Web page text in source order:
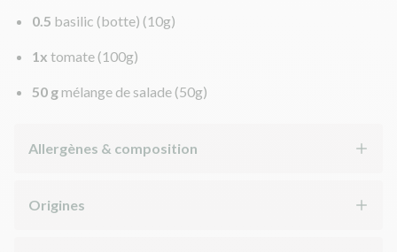
0.5 basilic (botte) (10g)
1x tomate (100g)
50 gmélange de salade (50g)
Allergènes & composition
Origines